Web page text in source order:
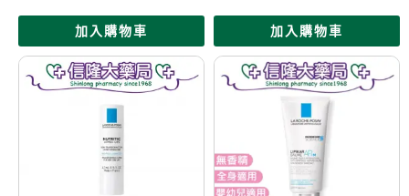
加入購物車 加入購物車